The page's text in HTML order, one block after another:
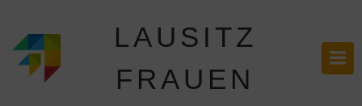
LAUSITZ
FRAUEN